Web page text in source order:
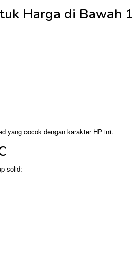
Harga di Bawah 1
yang cocok dengan karakter HP ini.
solid: